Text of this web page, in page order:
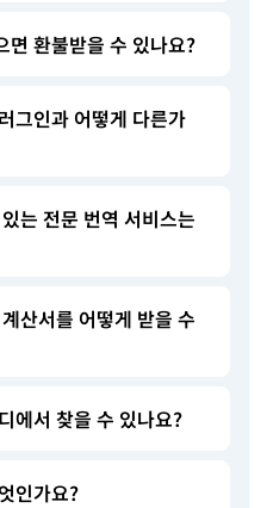
면 환불받을 수 있나요?
그인과 어떻게 다른가
는 전문 번역 서비스는
산서를 어떻게 받을 수
에서 찾을 수 있나요?
인가요?